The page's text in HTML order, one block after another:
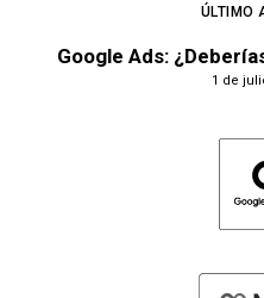
ÚLTIMO
Google Ads:
1 de